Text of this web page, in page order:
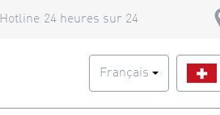
Hotline 24 heures sur 24
Français